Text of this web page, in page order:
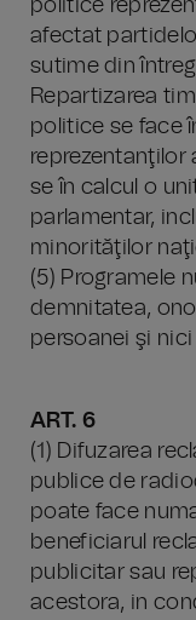
politice
afectat
sutime din
Repartizarea
politice se face
reprezentanţilor
se în calcul o
parlamentar,
minorităţilor
(5) Programele
demnitatea,
persoanei şi
ART. 6
(1) Difuzarea
publice de
poate face
beneficiarul
publicitar sau
acestora, in